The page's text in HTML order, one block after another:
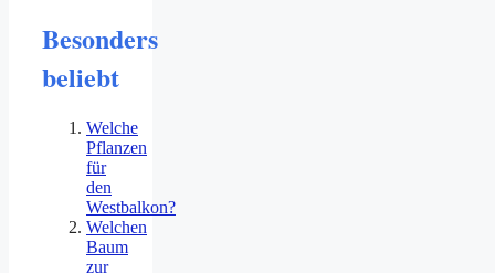
Besonders
beliebt
Welche
Pflanzen
für
den
Westbalkon?
Welchen
Baum
zur